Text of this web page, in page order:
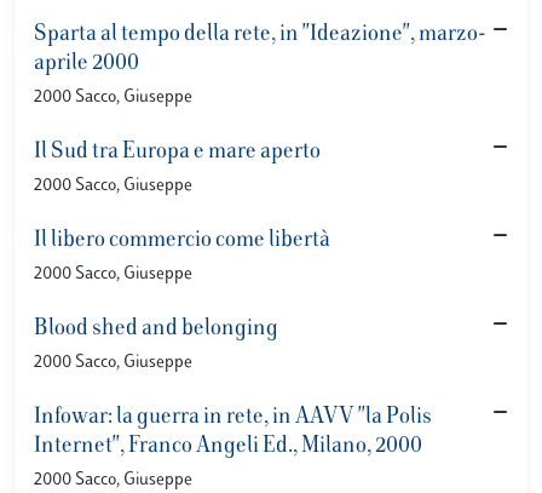
Sparta al tempo della rete, in "Ideazione", marzo-
aprile 2000
2000 Sacco, Giuseppe
Il Sud tra Europa e mare aperto
2000 Sacco, Giuseppe
Il libero commercio come libertà
2000 Sacco, Giuseppe
Blood shed and belonging
2000 Sacco, Giuseppe
Infowar: la guerra in rete, in AAVV "la Polis
Internet", Franco Angeli Ed., Milano, 2000
2000 Sacco, Giuseppe